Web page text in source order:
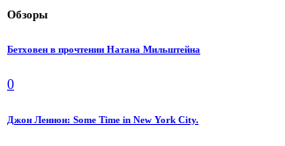
Обзоры
Бетховен в прочтении Натана Мильштейна
0
Джон Леннон: Some Time in New York City.